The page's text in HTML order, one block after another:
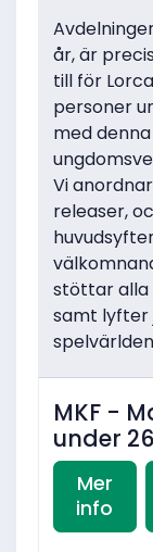
år, är
till för
personer
med
Vi
releaser,
stöttar alla
samt lyfter
MKF -
under
Mer
info